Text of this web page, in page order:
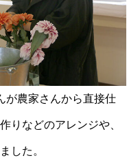
が農家さんから直接仕
りなどのアレンジや、
した。